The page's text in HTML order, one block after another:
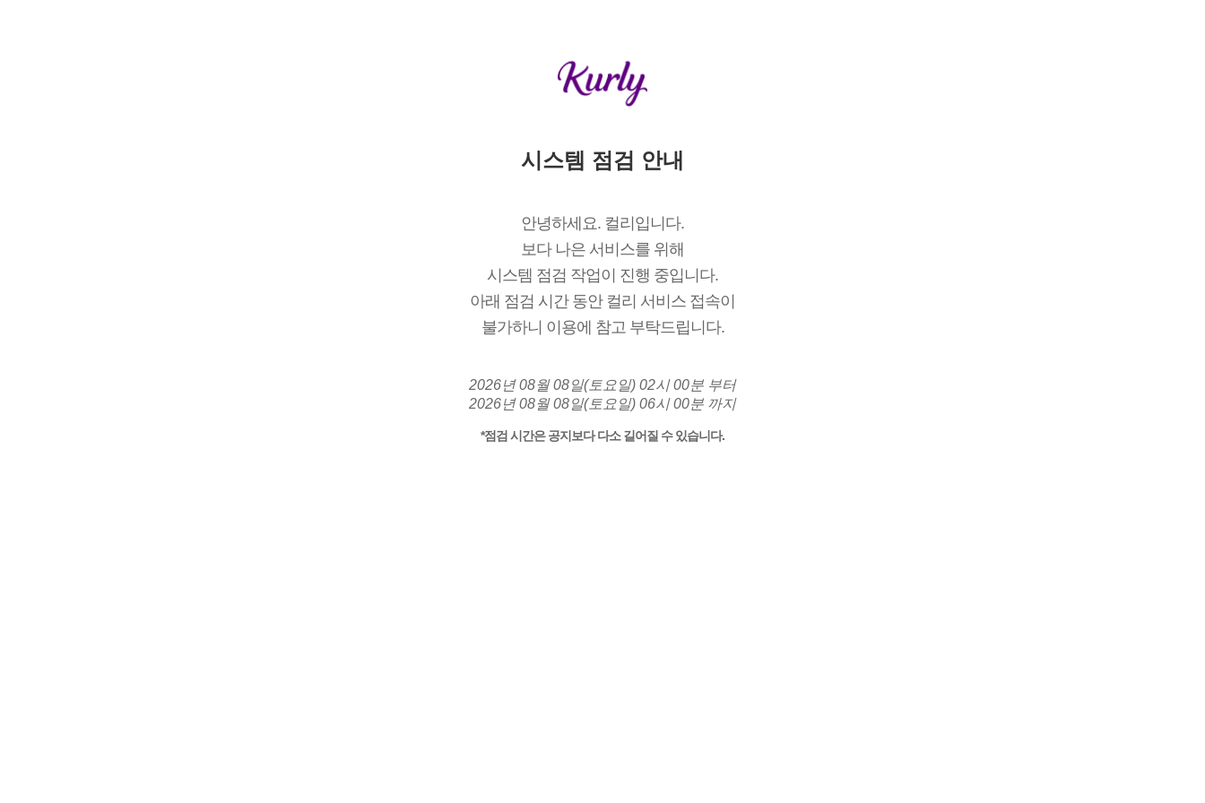
시스템 점검 안내
안녕하세요. 컬리입니다.
보다 나은 서비스를 위해
시스템 점검 작업이 진행 중입니다.
아래 점검 시간 동안 컬리 서비스 접속이
불가하니 이용에 참고 부탁드립니다.
2026년 08월 08일(토요일) 02시 00분 부터
2026년 08월 08일(토요일) 06시 00분 까지
*점검 시간은 공지보다 다소 길어질 수 있습니다.